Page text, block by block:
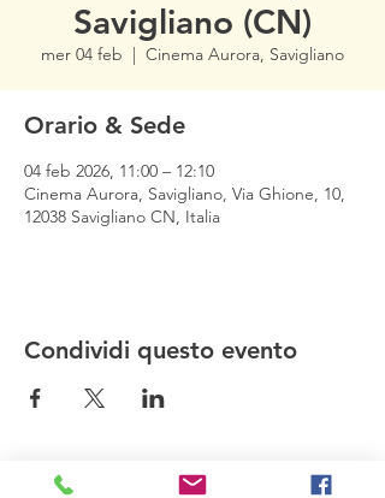
Savigliano (CN)
mer 04 feb
  |
Cinema Aurora, Savigliano
Orario & Sede
04 feb 2026, 11:00 – 12:10
Cinema Aurora, Savigliano, Via Ghione, 10,
12038 Savigliano CN, Italia
Condividi questo evento